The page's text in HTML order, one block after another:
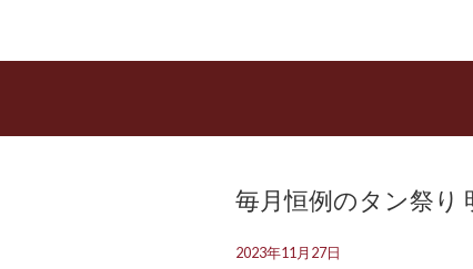
毎月恒例のタン祭り
2023年11月27日